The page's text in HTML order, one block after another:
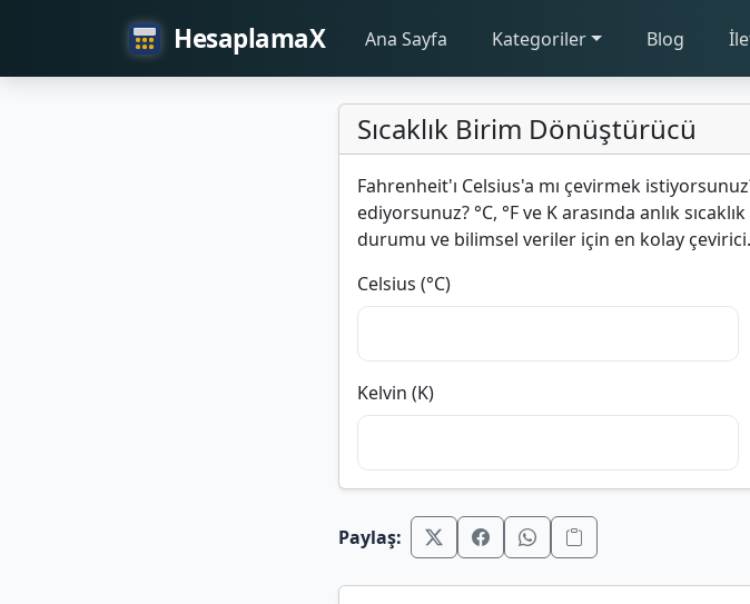
HesaplamaX Ana Sayfa Kategoriler Blog
Sıcaklık Birim Dönüştürücü
Fahrenheit'ı Celsius'a mı çevirmek
ediyorsunuz? °C, °F ve K arasında anlık
durumu ve bilimsel veriler için en kolay çevirici.
Celsius (°C)
Kelvin (K)
Paylaş: